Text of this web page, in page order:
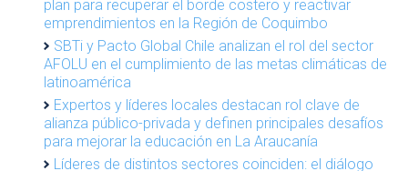
plan para recuperar el borde costero y reactivar
emprendimientos en la Región de Coquimbo
SBTi y Pacto Global Chile analizan el rol del sector
AFOLU en el cumplimiento de las metas climáticas de
latinoamérica
Expertos y líderes locales destacan rol clave de
alianza público-privada y definen principales desafíos
para mejorar la educación en La Araucanía
Líderes de distintos sectores coinciden: el diálogo